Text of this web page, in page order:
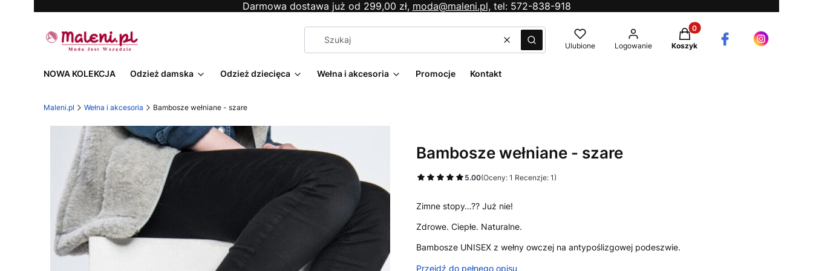
Darmowa dostawa już od 299,00 zł, moda@maleni.pl,tel: 572-838-918
WyczyśćSzukaj Ulubione Logowanie
Produkty w koszyku: 0.
Koszyk
NOWA KOLEKCJA Odzież damska Odzież dziecięca Wełna i akcesoria Promocje Kontakt
Maleni.pl Wełna i akcesoria Bambosze wełniane - szare
Bambosze wełniane - szare
5.00(Oceny: 1 Recenzje: 1)
Zimne stopy…?? Już nie!
Zdrowe. Ciepłe. Naturalne.
Bambosze UNISEX z wełny owczej na antypoślizgowej podeszwie.
Przejdź do pełnego opisu